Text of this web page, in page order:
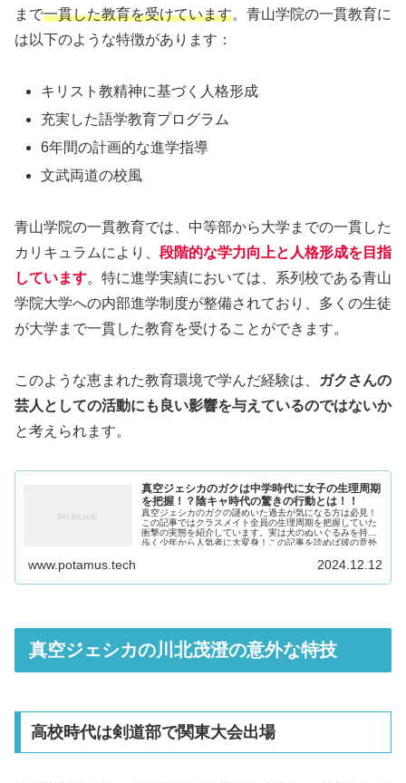
まで一貫した教育を受けています。青山学院の一貫教育に
は以下のような特徴があります：
キリスト教精神に基づく人格形成
充実した語学教育プログラム
6年間の計画的な進学指導
文武両道の校風
青山学院の一貫教育では、中等部から大学までの一貫した
カリキュラムにより、 段階的な学力向上と人格形成を目指
しています。特に進学実績においては、系列校である青山
学院大学への内部進学制度が整備されており、多くの生徒
が大学まで一貫した教育を受けることができます。
このような恵まれた教育環境で学んだ経験は、
ガクさんの
芸人としての活動にも良い影響を与えているのではないか
と考えられます。
真空ジェシカのガクは中学時代に女子の生理周期
を把握！？陰キャ時代の驚きの行動とは！！
真空ジェシカのガクの謎めいた過去が気になる方は必見！
この記事ではクラスメイト全員の生理周期を把握していた
衝撃の実態を紹介しています。実は犬のぬいぐるみを持ち
歩く少年から人気者に大変身！この記事を読めば彼の意外
www.potamus.tech 2024.12.12
真空ジェシカの川北茂澄の意外な特技
高校時代は剣道部で関東大会出場